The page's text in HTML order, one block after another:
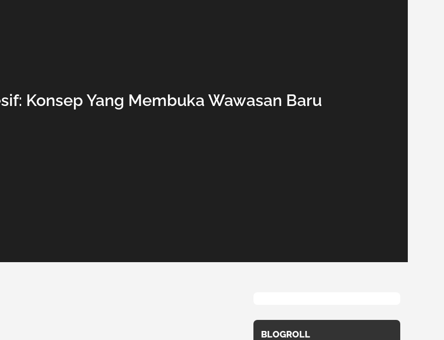
Konsep Yang Membuka Wawasan Baru
BLOGROLL